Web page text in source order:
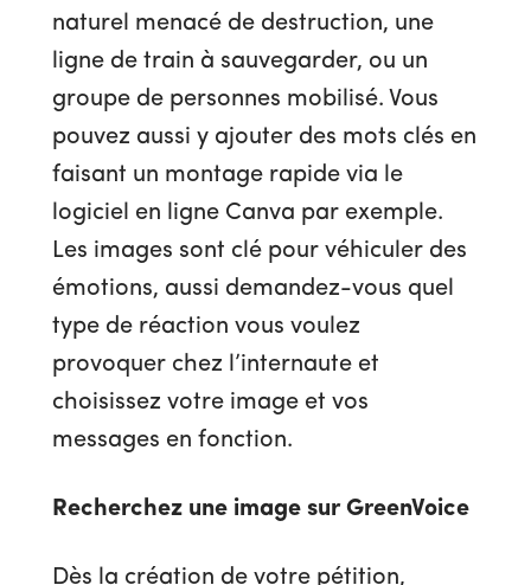
naturel menacé de destruction, une
ligne de train à sauvegarder, ou un
groupe de personnes mobilisé. Vous
pouvez aussi y ajouter des mots clés en
faisant un montage rapide via le
logiciel en ligne Canva par exemple.
Les images sont clé pour véhiculer des
émotions, aussi demandez-vous quel
type de réaction vous voulez
provoquer chez l’internaute et
choisissez votre image et vos
messages en fonction.
Recherchez une image sur GreenVoice
Dès la création de votre pétition,